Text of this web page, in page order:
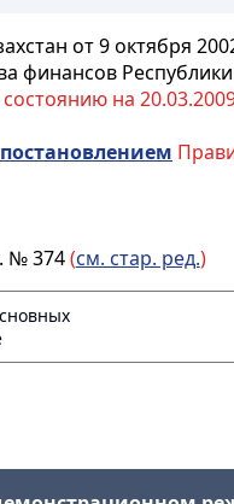
от 9 октября
финансов Республики
на
постановлением
№ 374(см. стар. ред.)